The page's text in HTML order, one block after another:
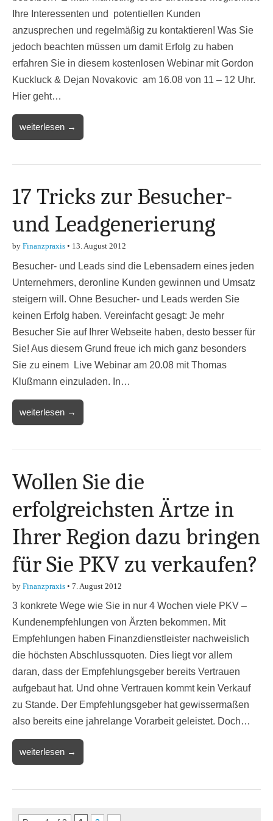
Ihre Interessenten und potentiellen Kunden
anzusprechen und regelmäßig zu kontaktieren! Was Sie
jedoch beachten müssen um damit Erfolg zu haben
erfahren Sie in diesem kostenlosen Webinar mit Gordon
Kuckluck & Dejan Novakovic am 16.08 von 11 – 12 Uhr.
Hier geht…
weiterlesen →
17 Tricks zur Besucher-
und Leadgenerierung
by Finanzpraxis • 13. August 2012
Besucher- und Leads sind die Lebensadern eines jeden
Unternehmers, deronline Kunden gewinnen und Umsatz
steigern will. Ohne Besucher- und Leads werden Sie
keinen Erfolg haben. Vereinfacht gesagt: Je mehr
Besucher Sie auf Ihrer Webseite haben, desto besser für
Sie! Aus diesem Grund freue ich mich ganz besonders
Sie zu einem Live Webinar am 20.08 mit Thomas
Klußmann einzuladen. In…
weiterlesen →
Wollen Sie die
erfolgreichsten Ärtze in
Ihrer Region dazu bringen
für Sie PKV zu verkaufen?
by Finanzpraxis • 7. August 2012
3 konkrete Wege wie Sie in nur 4 Wochen viele PKV –
Kundenempfehlungen von Ärzten bekommen. Mit
Empfehlungen haben Finanzdienstleister nachweislich
die höchsten Abschlussquoten. Dies liegt vor allem
daran, dass der Empfehlungsgeber bereits Vertrauen
aufgebaut hat. Und ohne Vertrauen kommt kein Verkauf
zu Stande. Der Empfehlungsgeber hat gewissermaßen
also bereits eine jahrelange Vorarbeit geleistet. Doch…
weiterlesen →